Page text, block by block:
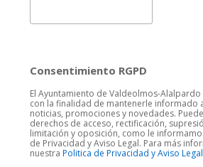
Consentimiento RGPD
El Ayuntamiento de Valdeolmos-
con la finalidad de mantenerle informado
noticias, promociones y novedades.
derechos de acceso, rectificación,
limitación y oposición, como le
de Privacidad y Aviso Legal. Para más
nuestra Politica de Privacidad y Aviso Legal